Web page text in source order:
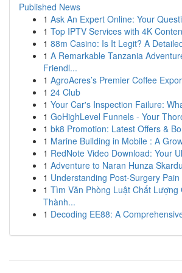
Published News
1 Ask An Expert Online: Your
1 Top IPTV Services with 4K
1 88m Casino: Is It Legit? A
1 A Remarkable Tanzania
Friendl...
1 AgroAcres’s Premier Coffee
1 24 Club
1 Your Car's Inspection Failure:
1 GoHighLevel Funnels - Your
1 bk8 Promotion: Latest Offers &
1 Marine Building in Mobile : A
1 RedNote Video Download: Your
1 Adventure to Naran Hunza Skardu
1 Understanding Post-Surgery
1 Tìm Văn Phòng Luật Chất Lượng
Thành...
1 Decoding EE88: A